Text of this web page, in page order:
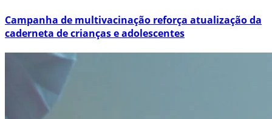
Campanha de multivacinação reforça atualização da
caderneta de crianças e adolescentes